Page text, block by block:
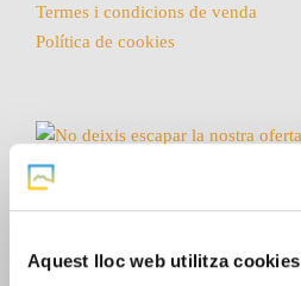
Aquest lloc web utilitza cookies
Termes i condicions de venda
Política de cookies